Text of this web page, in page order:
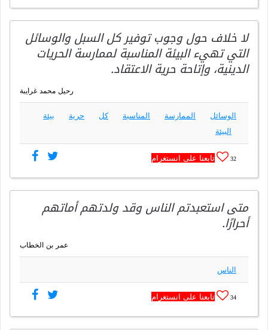
لا خلاف حول وجوب توفير كل السبل والوسائل
التي تهيء البيئة المناسبة لممارسة الحريات
الدينية، وإتاحة حرية الاعتقاد.
رحيل محمد غرايبة
الوسائل الممارسة المناسبة كل حرية
بيئة
البيئة
32 تابعنا على انستغرام
متى استعبدتم الناس وقد ولدتهم أماتهم
أحرارًا.
عمر بن الخطاب
الناس
34 تابعنا على انستغرام